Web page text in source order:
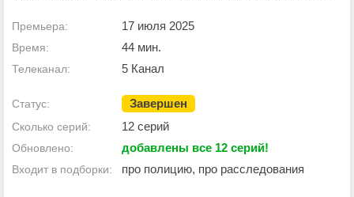
Премьера: 17 июля 2025
Время: 44 мин.
Телеканал: 5 Канал
Статус: Завершен
Сколько серий: 12 серий
Обновлено: добавлены все 12 серий!
Входит в подборки: про полицию, про расследования